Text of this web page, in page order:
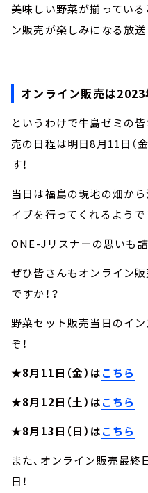
美味しい野菜が揃ってい
ン販売が楽しみになる放送
オンライン販売は2023
というわけで牛島ゼミの
売の日程は明日8月11日（
す！
当日は福島の現地の畑か
イブを行ってくれるようで
ONE-Jリスナーの思いも
ぜひ皆さんもオンライン
ですか！？
野菜セット販売当日のイ
ぞ！
★8月11日（金）はこちら
★8月12日（土）はこちら
★8月13日（日）はこちら
また、オンライン販売最終
日！